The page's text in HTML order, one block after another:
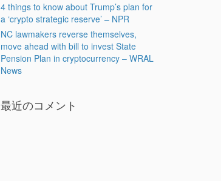
4 things to know about Trump’s plan for
a ‘crypto strategic reserve’ – NPR
NC lawmakers reverse themselves,
move ahead with bill to invest State
Pension Plan in cryptocurrency – WRAL
News
最近のコメント